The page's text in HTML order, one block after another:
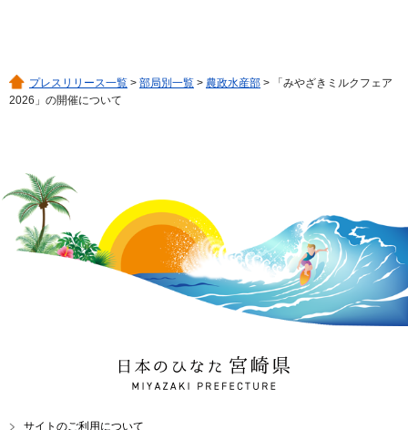
プレスリリース一覧 > 部局別一覧 > 農政水産部 > 「みやざきミルクフェア
2026」の開催について
日本のひなた 宮崎県
MIYAZAKI PREFECTURE
サイトのご利用について